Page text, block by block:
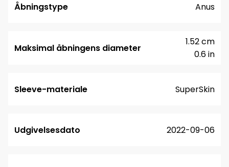
Åbningstype Anus
Maksimal åbningens diameter
0.6 in
1.52 cm
Sleeve-materiale SuperSkin
Udgivelsesdato 2022-09-06